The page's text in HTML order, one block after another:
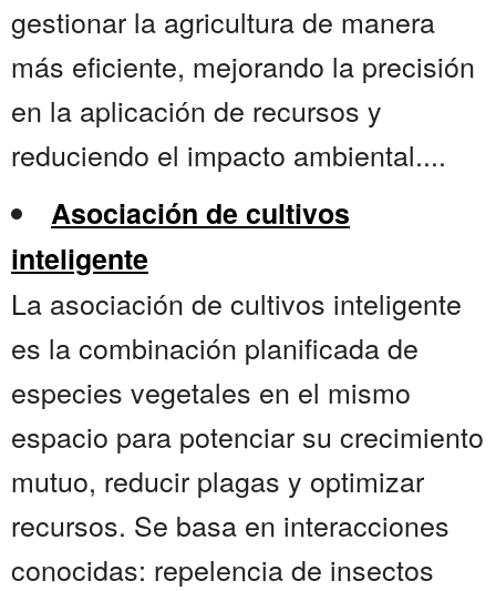
gestionar la agricultura de manera
más eficiente, mejorando la precisión
en la aplicación de recursos y
reduciendo el impacto ambiental....
Asociación de cultivos
inteligente
La asociación de cultivos inteligente
es la combinación planificada de
especies vegetales en el mismo
espacio para potenciar su crecimiento
mutuo, reducir plagas y optimizar
recursos. Se basa en interacciones
conocidas: repelencia de insectos